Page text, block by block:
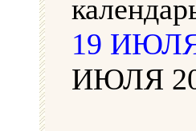
19 ИЮЛЯ
ИЮЛЯ